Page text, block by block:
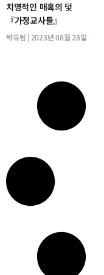
치명적인 매혹의 덫
『가정교사들』
탁유림 2023년 08월 28일